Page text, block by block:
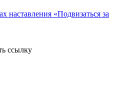
наставления «Подвизаться за